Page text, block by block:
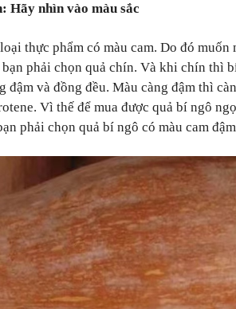
Hãy nhìn vào màu sắc
thực phẩm có màu cam. Do đó muốn
phải chọn quả chín. Và khi chín thì
đậm và đồng đều. Màu càng đậm thì
Vì thế để mua được quả bí ngô
phải chọn quả bí ngô có màu cam